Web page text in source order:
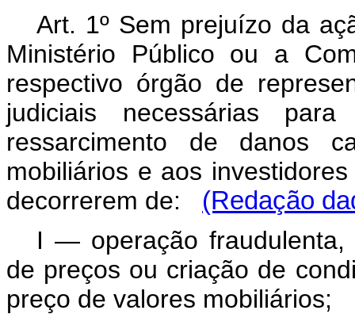
Art. 1º Sem prejuízo da
Ministério Público ou a
respectivo órgão de
judiciais necessárias
ressarcimento de danos
mobiliários e aos
decorrerem de: (Redação
I — operação fraudulenta,
de preços ou criação de
preço de valores mobiliários;